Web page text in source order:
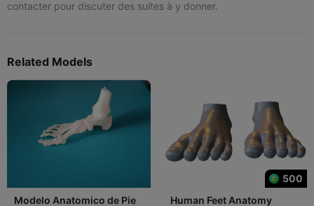
contacter pour discuter des suites à y donner.
Related Models
Modelo Anatomico de Pie
500
Human Feet Anatomy